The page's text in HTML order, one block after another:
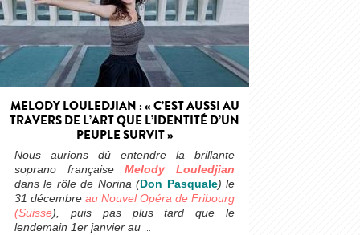
MELODY LOULEDJIAN : « C’EST AUSSI AU
TRAVERS DE L’ART QUE L’IDENTITÉ D’UN
PEUPLE SURVIT »
Nous aurions dû entendre la brillante
soprano françaiseMelody Louledjian
dans le rôle de Norina (Don Pasquale) le
31 décembre au Nouvel Opéra de Fribourg
(Suisse), puis pas plus tard que le
lendemain 1er janvier au …